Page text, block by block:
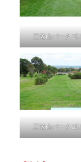
三笠山パークゴ
三笠山パークゴ